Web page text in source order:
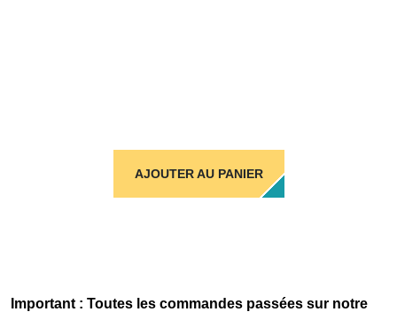
AJOUTER AU PANIER
Important : Toutes les commandes passées sur notre